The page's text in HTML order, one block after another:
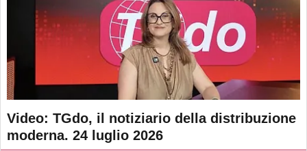
Video: TGdo, il notiziario della distribuzione
moderna. 24 luglio 2026